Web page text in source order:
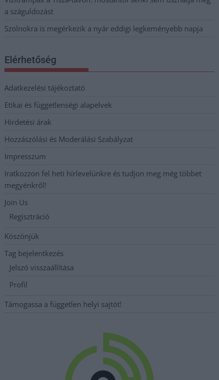
a száguldozást
Szolnokra is megérkezik a nyár eddigi legkeményebb napja
Elérhetőség
Adatkezelési tájékoztató
Etikai és függetlenségi alapelvek
Hirdetési árak
Hozzászólási és Moderálási Szabályzat
Impresszum
Iratkozzon fel heti hírlevelünkre és tudjon meg még többet
megyénkről!
Join Us
Regisztráció
Köszönjük
Tag bejelentkezés
Jelszó visszaállítása
Profil
Támogassa a független helyi sajtót!